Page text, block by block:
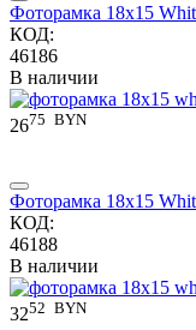
Фоторамка 18x15
КОД:
46186
В наличии
2675 BYN
Фоторамка 18x15
КОД:
46188
В наличии
3252 BYN